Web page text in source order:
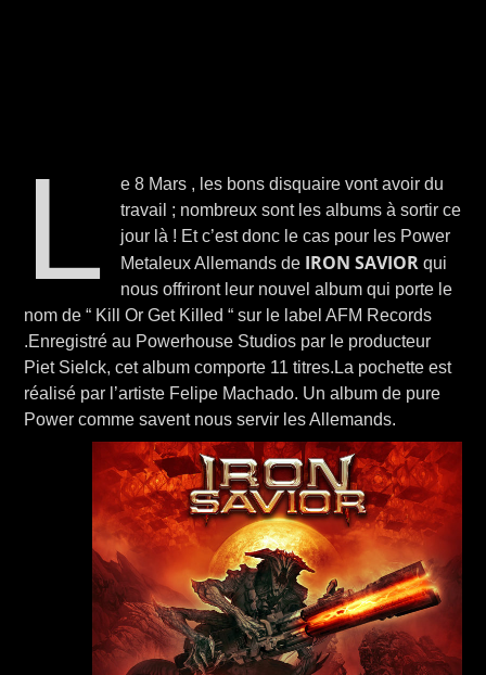
L
e 8 Mars , les bons disquaire vont avoir du
travail ; nombreux sont les albums à sortir ce
jour là ! Et c’est donc le cas pour les Power
Metaleux Allemands de IRON SAVIOR qui
nous offriront leur nouvel album qui porte le
nom de “ Kill Or Get Killed “ sur le label AFM Records
.Enregistré au Powerhouse Studios par le producteur
Piet Sielck, cet album comporte 11 titres.La pochette est
réalisé par l’artiste Felipe Machado. Un album de pure
Power comme savent nous servir les Allemands.